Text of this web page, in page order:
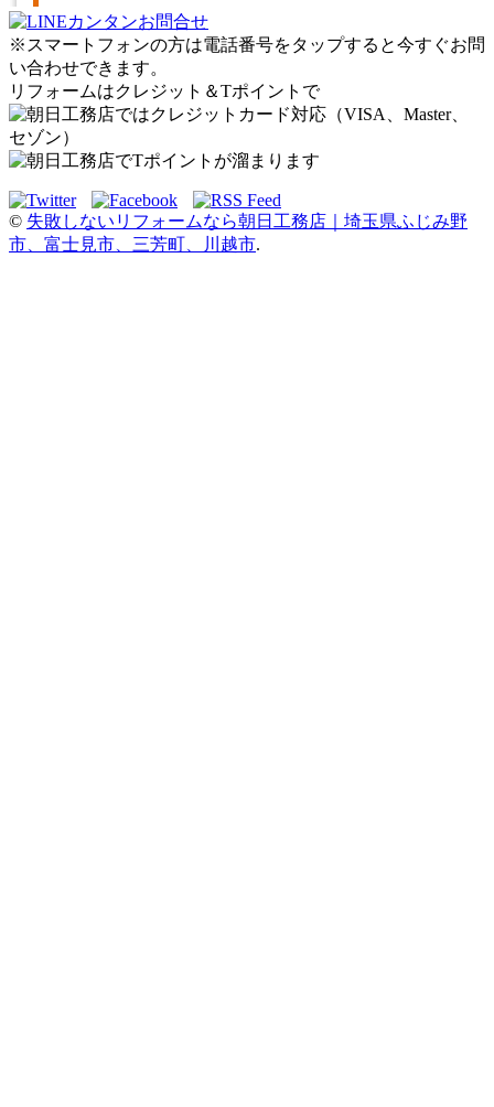
※スマートフォンの方は電話番号をタップすると今すぐお問
い合わせできます。
リフォームはクレジット＆Tポイントで
© 失敗しないリフォームなら朝日工務店｜埼玉県ふじみ野
市、富士見市、三芳町、川越市.